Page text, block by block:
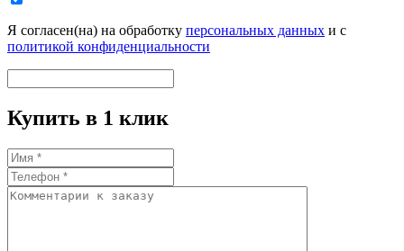
Я согласен(на) на обработку персональных данных и с
политикой конфиденциальности
Купить в 1 клик